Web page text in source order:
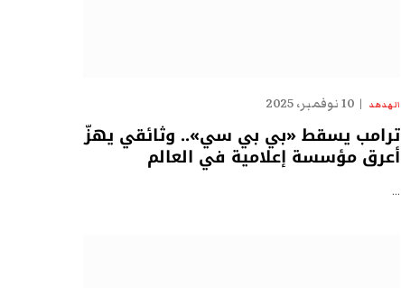
الهدهد 10 نوفمبر، 2025
ترامب يسقط «بي بي سي».. وثائقي يهزّ
أعرق مؤسسة إعلامية في العالم
…